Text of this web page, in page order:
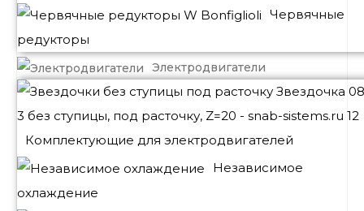
Червячные
редукторы
Электродвигатели
Комплектующие для электродвигателей
Независимое
охлаждение